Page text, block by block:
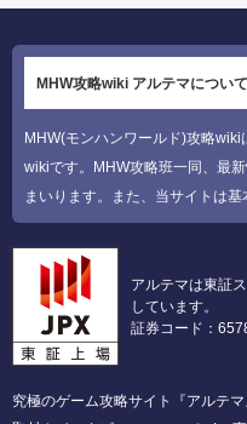
MHW攻略wiki アルテマについて
MHW(モンハンワールド)攻略
wikiです。MHW攻略班一同、最
まいります。また、当サイトは基
アルテマは東証
しています。
証券コード：
究極のゲーム攻略サイト『アルテマ